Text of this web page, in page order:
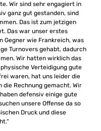
Wir sind sehr engagiert in
ganz gut gestanden, sind
Das ist zum jetzigen
Das war unser erstes
Gegner wie Frankreich, was
Turnovers gehabt, dadurch
Wir hatten wirklich das
Verteidigung gute
waren, hat uns leider die
Rechnung gemacht. Wir
defensiv einige gute
unsere Offense da so
Druck und diese